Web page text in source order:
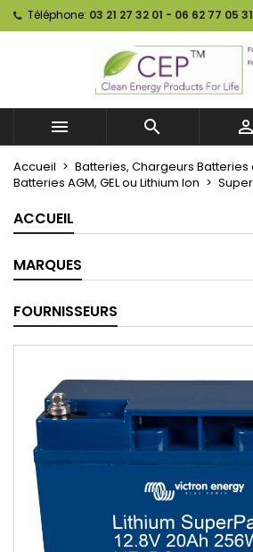
Téléphone: 03 21 27 32 01 - 06 62 77 05 31
  
Accueil
Batteries, Chargeurs
Batteries AGM, GEL ou Lithium Ion
ACCUEIL
MARQUES
FOURNISSEURS